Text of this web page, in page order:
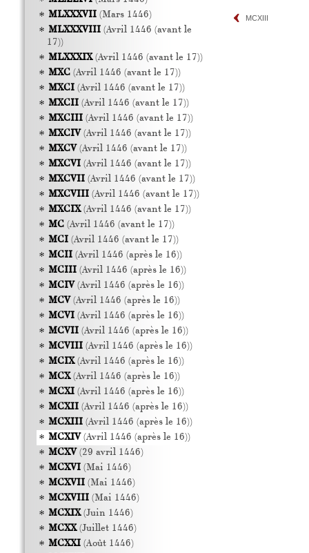
MCXIII
MLXXXVII(Mars 1446)
MLXXXVIII(Avril 1446 (avant le
17))
MLXXXIX(Avril 1446 (avant le 17))
MXC(Avril 1446 (avant le 17))
MXCI(Avril 1446 (avant le 17))
MXCII(Avril 1446 (avant le 17))
MXCIII(Avril 1446 (avant le 17))
MXCIV(Avril 1446 (avant le 17))
MXCV(Avril 1446 (avant le 17))
MXCVI(Avril 1446 (avant le 17))
MXCVII(Avril 1446 (avant le 17))
MXCVIII(Avril 1446 (avant le 17))
MXCIX(Avril 1446 (avant le 17))
MC(Avril 1446 (avant le 17))
MCI(Avril 1446 (avant le 17))
MCII(Avril 1446 (après le 16))
MCIII(Avril 1446 (après le 16))
MCIV(Avril 1446 (après le 16))
MCV(Avril 1446 (après le 16))
MCVI(Avril 1446 (après le 16))
MCVII(Avril 1446 (après le 16))
MCVIII(Avril 1446 (après le 16))
MCIX(Avril 1446 (après le 16))
MCX(Avril 1446 (après le 16))
MCXI(Avril 1446 (après le 16))
MCXII(Avril 1446 (après le 16))
MCXIII(Avril 1446 (après le 16))
MCXIV(Avril 1446 (après le 16))
MCXV(29 avril 1446)
MCXVI(Mai 1446)
MCXVII(Mai 1446)
MCXVIII(Mai 1446)
MCXIX(Juin 1446)
MCXX(Juillet 1446)
MCXXI(Août 1446)